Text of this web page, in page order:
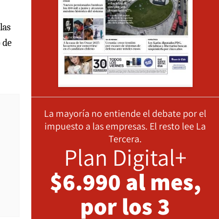
La mayoría no entiende el debate por el
impuesto a las empresas. El resto lee La
Tercera.
Plan Digital+
$6.990 al mes,
por los 3